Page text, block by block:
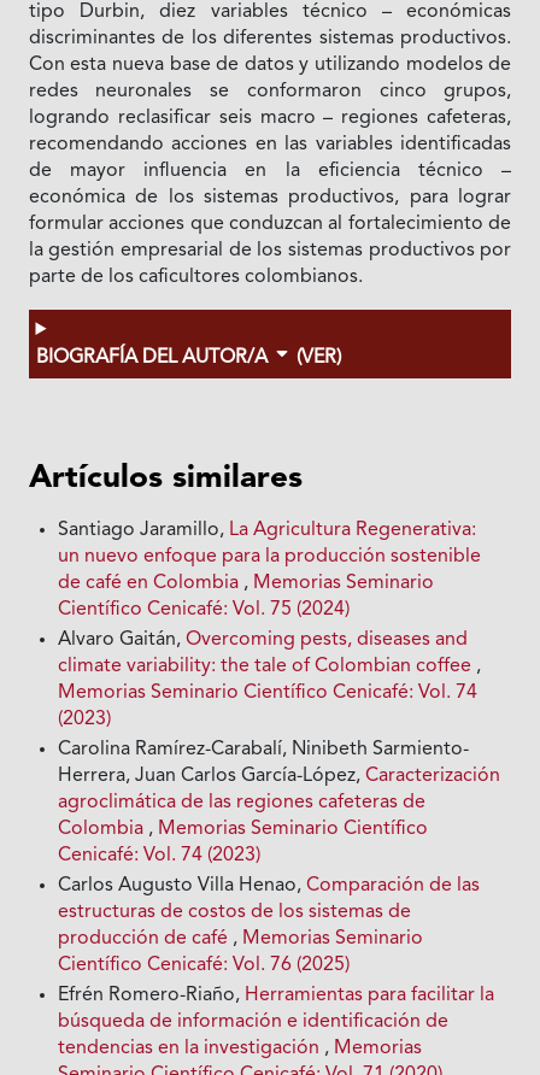
tipo Durbin, diez variables técnico – económicas
discriminantes de los diferentes sistemas productivos.
Con esta nueva base de datos y utilizando modelos de
redes neuronales se conformaron cinco grupos,
logrando reclasificar seis macro – regiones cafeteras,
recomendando acciones en las variables identificadas
de mayor influencia en la eficiencia técnico –
económica de los sistemas productivos, para lograr
formular acciones que conduzcan al fortalecimiento de
la gestión empresarial de los sistemas productivos por
parte de los caficultores colombianos.
BIOGRAFÍA DEL AUTOR/A (VER)
Artículos similares
Santiago Jaramillo, La Agricultura Regenerativa:
un nuevo enfoque para la producción sostenible
de café en Colombia , Memorias Seminario
Científico Cenicafé: Vol. 75 (2024)
Alvaro Gaitán,Overcoming pests, diseases and
climate variability: the tale of Colombian coffee ,
Memorias Seminario Científico Cenicafé: Vol. 74
(2023)
Carolina Ramírez-Carabalí, Ninibeth Sarmiento-
Herrera, Juan Carlos García-López,Caracterización
agroclimática de las regiones cafeteras de
Colombia , Memorias Seminario Científico
Cenicafé: Vol. 74 (2023)
Carlos Augusto Villa Henao,Comparación de las
estructuras de costos de los sistemas de
producción de café , Memorias Seminario
Científico Cenicafé: Vol. 76 (2025)
Efrén Romero-Riaño, Herramientas para facilitar la
búsqueda de información e identificación de
tendencias en la investigación , Memorias